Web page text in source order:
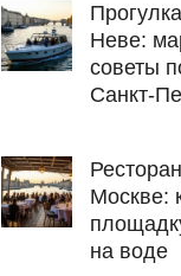
Неве:
советы
Санкт-
Москве:
на воде